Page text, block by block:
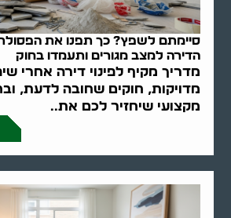
סיימתם לשפץ? כך תפנו את
הדירה למצב מגורים ותעמדו בחוק
מדריך מקיף לפינוי דירה אחרי
מדויקות, חוקים שחובה לדעת,
מקצועי שיחזיר לכם את..